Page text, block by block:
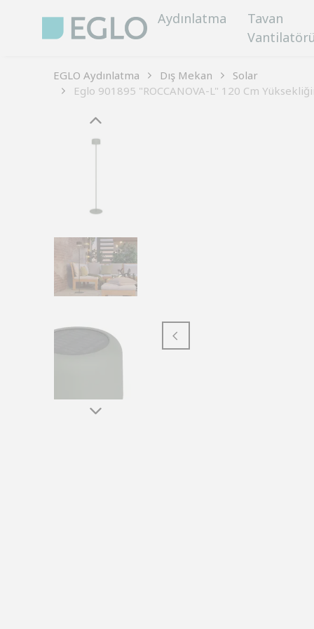
Aydınlatma
Tavan
EGLO Aydınlatma Dış Mekan
Solar
Eglo 901895 "ROCCANOVA-L" 120 Cm